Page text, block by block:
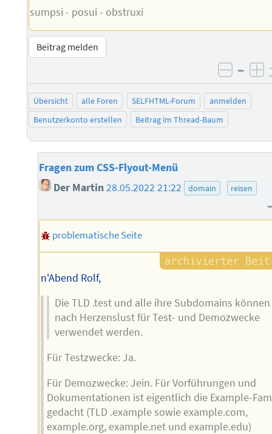
sumpsi - posui - obstruxi
Beitrag melden
–
Übersicht alle Foren SELFHTML-Forum
anmelden
Benutzerkonto erstellen
Beitrag im Thread-Baum
Fragen zum CSS-Flyout-Menü
Der Martin28.05.2022 21:22 domain reisen
problematische Seite
n'Abend Rolf,
Die TLD .test und alle ihre Subdomains können
nach Herzenslust für Test- und Demozwecke
verwendet werden.
Für Testzwecke: Ja.
Für Demozwecke: Jein. Für Vorführungen und
Dokumentationen ist eigentlich die Example-
gedacht (TLD .example sowie example.com,
example.org, example.net und example.edu)